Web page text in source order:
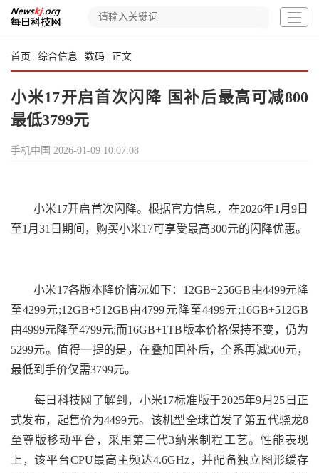
首页 综合信息 数码 正文
小米17开启首次闪降 国补后最高可减800
最低3799元
手机中国 2026-01-09 10:07:08
小米17开启首次闪降。根据官方信息，在2026年1月9日
至1月31日期间，购买小米17可享受最高300元的闪降优惠。
小米17各版本降价情况如下：12GB+256GB由4499元降
至4299元;12GB+512GB由4799元降至4499元;16GB+512GB
由4999元降至4799元;而16GB+1TB版本价格保持不变，仍为
5299元。值得一提的是，在叠加国补后，全系再减500元，
最低到手价仅需3799元。
每日科技网了解到，小米17标准版于2025年9月25日正
式发布，起售价为4499元。该机型全球首发了第五代骁龙8
至尊版移动平台，采用第三代3纳米制程工艺。性能表现
上，该平台CPU最高主频达4.6GHz，并配备独立图形缓存